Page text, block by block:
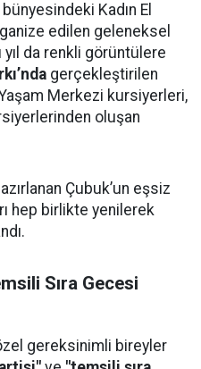
Kadın El
edilen geleneksel
da renkli görüntülere
gerçekleştirilen
Merkezi kursiyerleri,
oluşan
Çubuk’un eşsiz
hep birlikte yenilerek
Sıra Gecesi
gereksinimli bireyler